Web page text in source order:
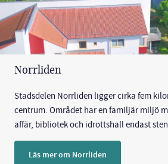
Norrliden
Stadsdelen Norrliden ligger cirka fem
centrum. Området har en familjär miljö
affär, bibliotek och idrottshall endast
Läs mer om Norrliden